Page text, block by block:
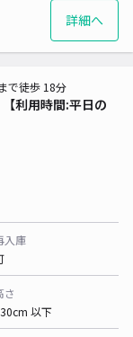
詳細へ
利用時間:平日の
で徒歩 18分
入庫
さ
以下